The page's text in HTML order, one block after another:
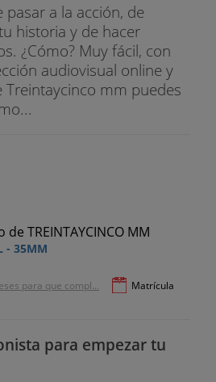
pasar a la acción, de
historia y de hacer
¿Cómo? Muy fácil, con
audiovisual online y
Treintaycinco mm puedes
- 35MM
para que compl...
Matrícula
para empezar tu